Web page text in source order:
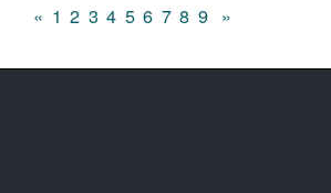
« 1 2 3 4 5 6 7 8 9 »